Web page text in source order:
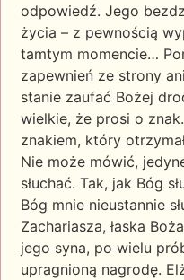
odpowiedź. Jego
życia – z pewnością
tamtym momencie…
zapewnień ze strony
stanie zaufać Bożej
wielkie, że prosi o
znakiem, który
Nie może mówić,
słuchać. Tak, jak Bóg
Bóg mnie nieustannie
Zachariasza, łaska
jego syna, po wielu
upragnioną nagrodę.